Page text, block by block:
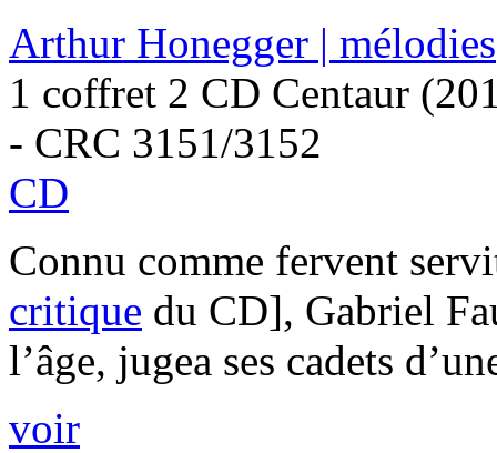
Arthur Honegger | mélodies
1 coffret 2 CD Centaur
- CRC 3151/3152
CD
Connu comme fervent
critique du CD], Gabriel
l’âge, jugea ses cadets
voir